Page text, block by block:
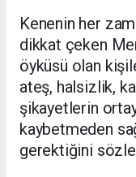
Kenenin her
dikkat çeken
öyküsü olan
ateş, halsizlik,
şikayetlerin
kaybetmeden
gerektiğini